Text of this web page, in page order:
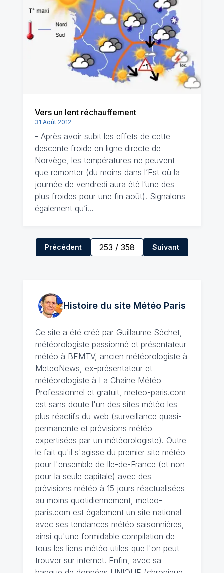
Vers un lent réchauffement
31 Août 2012
- Après avoir subit les effets de cette
descente froide en ligne directe de
Norvège, les températures ne peuvent
que remonter (du moins dans l’Est où la
journée de vendredi aura été l’une des
plus froides pour une fin août). Signalons
également qu’i…
Précédent 253 / 358 Suivant
Histoire du site MétéoParis
Ce site a été créé par Guillaume Séchet,
météorologiste passionné et présentateur
météo à BFMTV, ancien météorologiste à
MeteoNews, ex-présentateur et
météorologiste à La Chaîne Météo
Professionnel et gratuit, meteo-paris.com
est sans doute l'un des sites météo les
plus réactifs du web (surveillance quasi-
permanente et prévisions météo
expertisées par un météorologiste). Outre
le fait qu'il s'agisse du premier site météo
pour l'ensemble de Ile-de-France (et non
pour la seule capitale) avec des
prévisions météo à 15 jours réactualisées
au moins quotidiennement, meteo-
paris.com est également un site national
avec ses tendances météo saisonnières,
ainsi qu'une formidable compilation de
tous les liens météo utiles que l'on peut
trouver sur internet. Enfin, avec sa